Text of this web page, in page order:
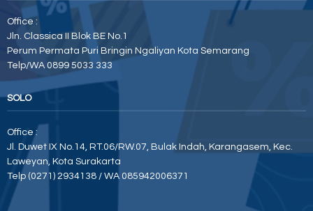
Office :
Jln. Classica II Blok BE No.1
Perum Permata Puri Bringin Ngaliyan Kota Semarang
Telp/WA 0899 5033 333
SOLO
Office :
Jl. Duwet IX No.14, RT.06/RW.07, Bulak Indah, Karangasem, Kec.
Laweyan, Kota Surakarta
Telp (0271) 2934138 / WA 085942006371